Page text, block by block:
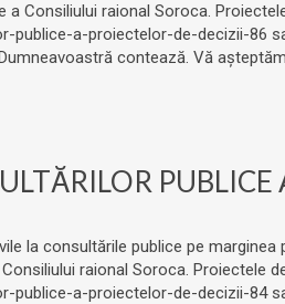
a Consiliului raional Soroca.
a-proiectelor-de-decizii-86
contează. Vă
PUBLICE
la consultările publice pe
raional Soroca.
a-proiectelor-de-decizii-84